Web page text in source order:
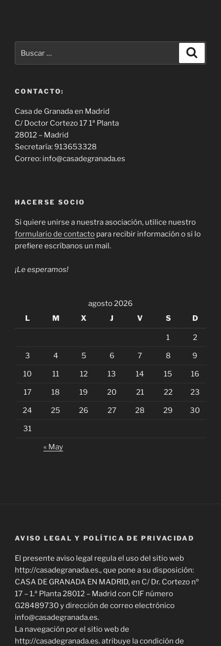
por:
CONTACTO:
Casa de Granada en Madrid
C/ Doctor Cortezo 17 1ª Planta
28012 – Madrid
Secretaría: 913653328
Correo: info@casadegranada.es
HACERSE SOCIO
Si quiere unirse a nuestra asociación, utilice nuestro
formulario de contacto para recibir información o si lo
prefiere escríbanos un mail.
¡Le esperamos!
agosto 2026
L
M X J V S D
1 2
3 4 5 6 7 8 9
10 11 12 13 14 15 16
17 18 19 20 21 22 23
24 25 26 27 28 29 30
31
« May
AVISO LEGAL Y POLÍTICA DE PRIVACIDAD
El presente aviso legal regula el uso del sitio web
http://casadegranada.es., que pone a su disposición:
CASA DE GRANADA EN MADRID, en C/ Dr. Cortezo nº
17 – 1.ª Planta 28012 – Madrid con CIF número
G28489730 y dirección de correo electrónico
info@casadegranada.es.
La navegación por el sitio web de
http://casadegranada.es. atribuye la condición de